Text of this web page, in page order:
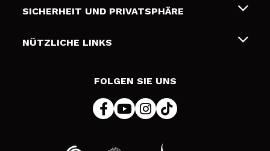
Geschenkkarten
Liefer- und Versandkosten
Zahlung
SICHERHEIT UND PRIVATSPHÄRE
Bedingungen und Datenschutz
NÜTZLICHE LINKS
FOLGEN SIE UNS